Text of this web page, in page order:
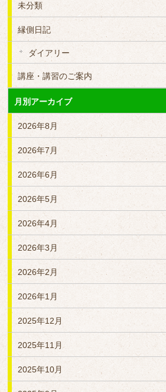
未分類
縁側日記
ダイアリー
講座・講習のご案内
月別アーカイブ
2026年8月
2026年7月
2026年6月
2026年5月
2026年4月
2026年3月
2026年2月
2026年1月
2025年12月
2025年11月
2025年10月